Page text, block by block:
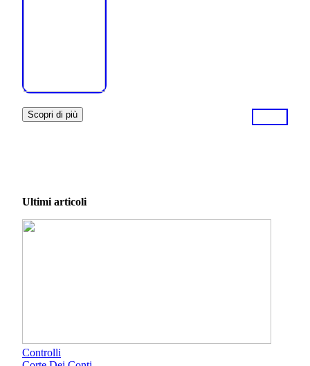
Scopri di più
Ultimi articoli
Controlli